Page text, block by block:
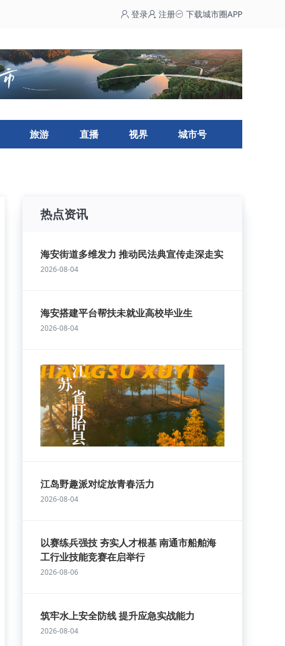
登录 注册 下载城市圈APP
旅游 直播 视界 城市号
热点资讯
海安街道多维发力 推动民法典宣传走深走实
2026-08-04
海安搭建平台帮扶未就业高校毕业生
2026-08-04
江岛野趣派对绽放青春活力
2026-08-04
以赛练兵强技 夯实人才根基 南通市船舶海
工行业技能竞赛在启举行
2026-08-06
筑牢水上安全防线 提升应急实战能力
2026-08-04